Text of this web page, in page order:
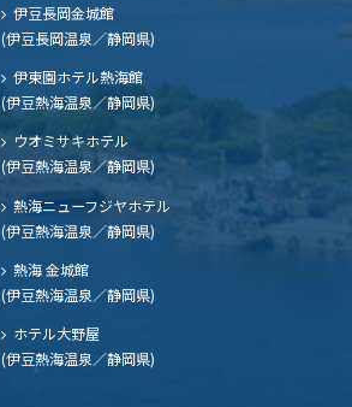
伊豆長岡金城館
(伊豆長岡温泉／静岡県)
伊東園ホテル熱海館
(伊豆熱海温泉／静岡県)
ウオミサキホテル
(伊豆熱海温泉／静岡県)
熱海ニューフジヤホテル
(伊豆熱海温泉／静岡県)
熱海 金城館
(伊豆熱海温泉／静岡県)
ホテル大野屋
(伊豆熱海温泉／静岡県)